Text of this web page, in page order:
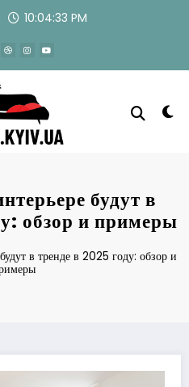
10:04:33 PM
будут в
обзор и примеры
в тренде в 2025 году: обзор и